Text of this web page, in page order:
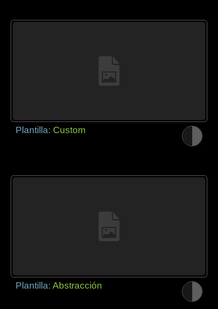
Plantilla: Custom
Plantilla:Abstracción